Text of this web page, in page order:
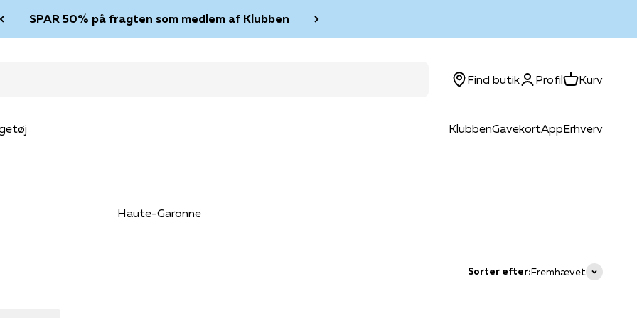
SPAR 50% på fragten som medlem af Klubben
KlubbenGavekortAppErhverv
Find butikLog ind
ProfilKurvKurv
Haute-Garonne
Sorter efter:Fremhævet